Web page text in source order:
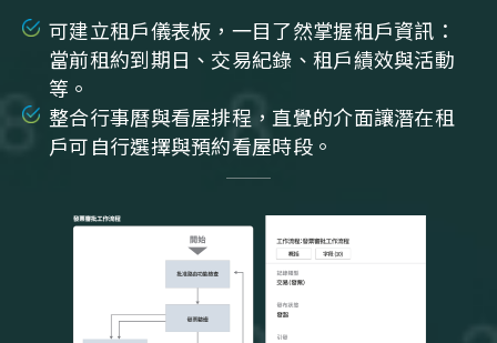
可建立租戶儀表板，一目了然掌握租戶資訊：
當前租約到期日、交易紀錄、租戶績效與活動
等。
整合行事曆與看屋排程，直覺的介面讓潛在租
戶可自行選擇與預約看屋時段。